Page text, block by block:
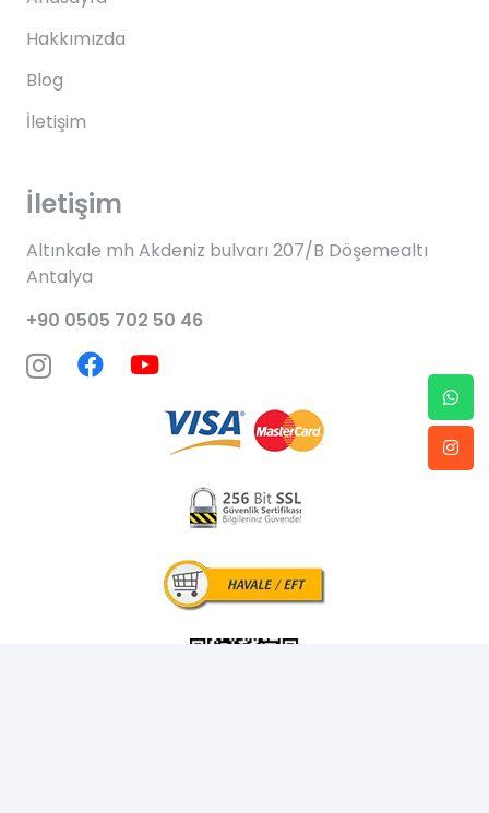
Hakkımızda
Blog
İletişim
İletişim
Altınkale mh Akdeniz bulvarı 207/B Döşemealtı
Antalya
+90 0505 702 50 46